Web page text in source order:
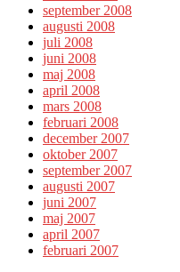
september 2008
augusti 2008
juli 2008
juni 2008
maj 2008
april 2008
mars 2008
februari 2008
december 2007
oktober 2007
september 2007
augusti 2007
juni 2007
maj 2007
april 2007
februari 2007